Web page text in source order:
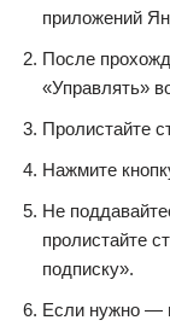
приложений
После
«Управлять»
Пролистайте
Нажмите
Не
пролистайте
подписку».
Если нужно —